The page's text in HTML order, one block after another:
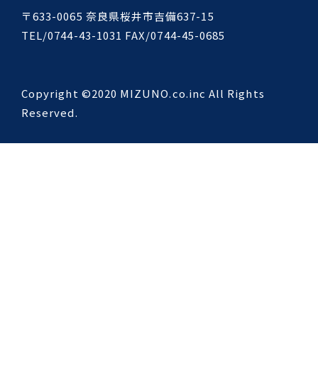
〒633-0065 奈良県桜井市吉備637-15
TEL/0744-43-1031 FAX/0744-45-0685
Copyright ©2020 MIZUNO.co.inc All Rights
Reserved.